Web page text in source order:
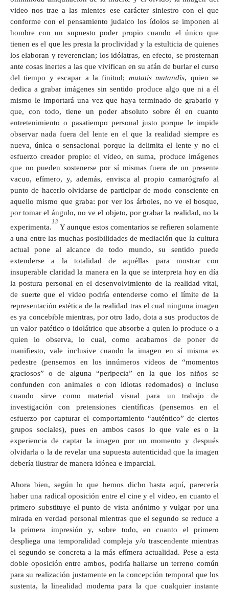
video nos trae a las mientes ese carácter siniestro con el que
conforme con el pensamiento judaico los ídolos se imponen al
hombre con un supuesto poder propio cuando el único que
tienen es el que les presta la proclividad y la estulticia de quienes
los elaboran y reverencian; los idólatras, en efecto, se prosternan
ante cosas inertes a las que vivifican en su afán de burlar el curso
del tiempo y escapar a la finitud; mutatis mutandis, quien se
dedica a grabar imágenes sin sentido produce algo que ni a él
mismo le importará una vez que haya terminado de grabarlo y
que, con todo, tiene un poder absoluto sobre él en cuanto
entretenimiento o pasatiempo personal justo porque le impide
observar nada fuera del lente en el que la realidad siempre es
nueva, única o sensacional porque la delimita el lente y no el
esfuerzo creador propio: el video, en suma, produce imágenes
que no pueden sostenerse por sí mismas fuera de un presente
vacuo, efímero, y, además, envisca al propio camarógrafo al
punto de hacerlo olvidarse de participar de modo consciente en
aquello mismo que graba: por ver los árboles, no ve el bosque,
por tomar el ángulo, no ve el objeto, por grabar la realidad, no la
experimenta.
13
Y aunque estos comentarios se refieren solamente
a una entre las muchas posibilidades de mediación que la cultura
actual pone al alcance de todo mundo, su sentido puede
extenderse a la totalidad de aquéllas para mostrar con
insuperable claridad la manera en la que se interpreta hoy en día
la postura personal en el desenvolvimiento de la realidad vital,
de suerte que el video podría entenderse como el límite de la
representación estética de la realidad tras el cual ninguna imagen
es ya concebible mientras, por otro lado, dota a sus productos de
un valor patético o idolátrico que absorbe a quien lo produce o a
quien lo observa, lo cual, como acabamos de poner de
manifiesto, vale inclusive cuando la imagen en sí misma es
pedestre (pensemos en los innúmeros videos de “momentos
graciosos” o de alguna “peripecia” en la que los niños se
confunden con animales o con idiotas redomados) o incluso
cuando sirve como material visual para un trabajo de
investigación con pretensiones científicas (pensemos en el
esfuerzo por capturar el comportamiento “auténtico” de ciertos
grupos sociales), pues en ambos casos lo que vale es o la
experiencia de captar la imagen por un momento y después
olvidarla o la de revelar una supuesta autenticidad que la imagen
debería ilustrar de manera idónea e imparcial.
Ahora bien, según lo que hemos dicho hasta aquí, parecería
haber una radical oposición entre el cine y el video, en cuanto el
primero substituye el punto de vista anónimo y vulgar por una
mirada en verdad personal mientras que el segundo se reduce a
la primera impresión y, sobre todo, en cuanto el primero
despliega una temporalidad compleja y/o trascendente mientras
el segundo se concreta a la más efímera actualidad. Pese a esta
doble oposición entre ambos, podría hallarse un terreno común
para su realización justamente en la concepción temporal que los
sustenta, la linealidad moderna para la que cualquier instante